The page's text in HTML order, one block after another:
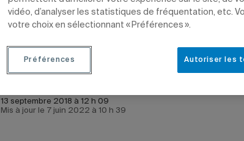
13 septembre 2018 à 12 h 09
Mis à jour le 7 juin 2022 à 10 h 39
vidéo, d’analyser les statistiques de fréquentation, etc.
votre choix en sélectionnant « Préférences ».
Autoriser les
Préférences